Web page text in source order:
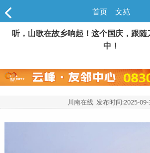
首页 文苑
听，山歌在故乡响起！这个国庆，跟
中！
川南在线 发布时间:2025-09-